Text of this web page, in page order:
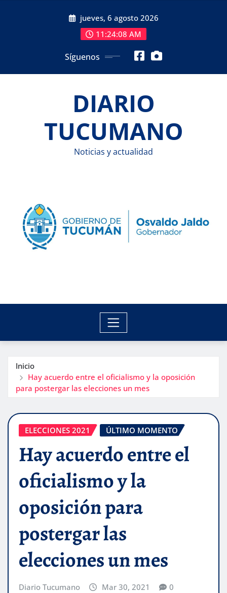
jueves, 6 agosto 2026
11:24:09 AM
Síguenos
DIARIO
TUCUMANO
Noticias y actualidad
Inicio
Hay acuerdo entre el oficialismo y la oposición
para postergar las elecciones un mes
ELECCIONES 2021 ÚLTIMO MOMENTO
Hay acuerdo entre el
oficialismo y la
oposición para
postergar las
elecciones un mes
Diario Tucumano Mar 30, 2021 0